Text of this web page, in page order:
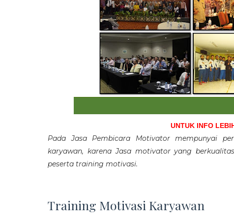
UNTUK INFO
Pada Jasa Pembicara Motivator mempunyai
karyawan, karena Jasa motivator yang
peserta training motivasi.
Training Motivasi Karyawan